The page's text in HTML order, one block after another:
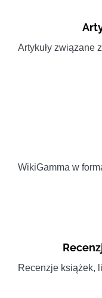
Artykuły związane
WikiGamma w
Recenzje książek,